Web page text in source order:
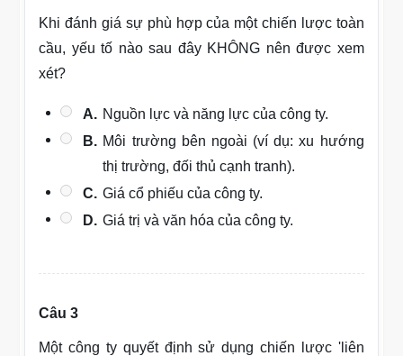
Khi đánh giá sự phù hợp của một chiến lược toàn
cầu, yếu tố nào sau đây KHÔNG nên được xem
xét?
A. Nguồn lực và năng lực của công ty.
B. Môi trường bên ngoài (ví dụ: xu hướng
thị trường, đối thủ cạnh tranh).
C. Giá cổ phiếu của công ty.
D. Giá trị và văn hóa của công ty.
Câu 3
Một công ty quyết định sử dụng chiến lược 'liên